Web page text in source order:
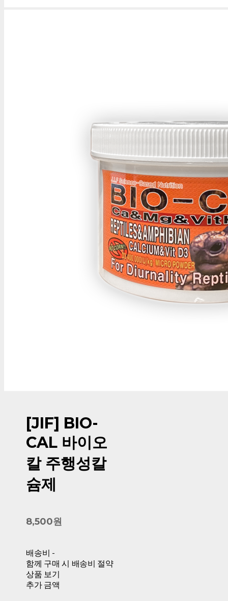
[JIF] BIO-
CAL 바이오
칼 주행성칼
슘제
8,500원
배송비 -
함께 구매 시 배송비 절약
상품 보기
추가 금액